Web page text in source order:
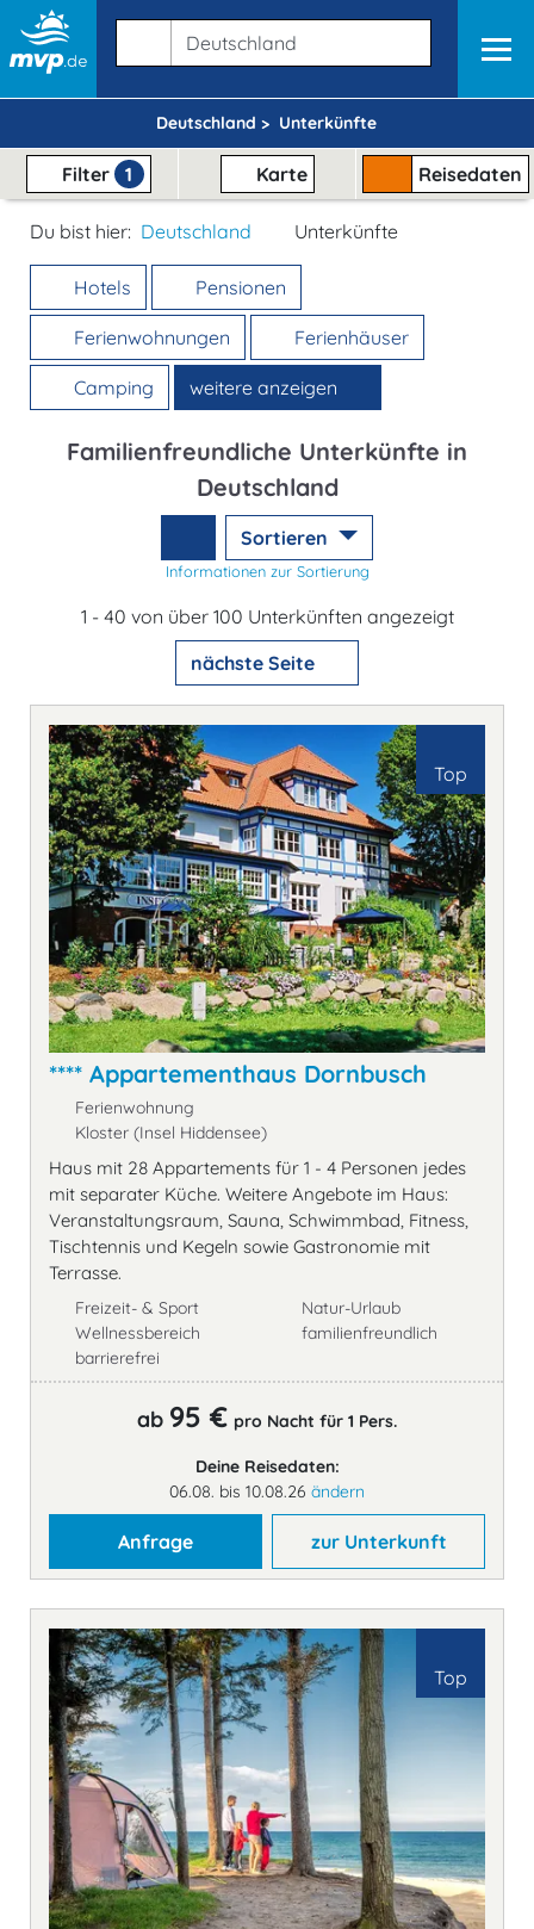
Deutschland > Unterkünfte
Filter 1 Karte Reisedaten
Du bist hier: Deutschland Unterkünfte
Hotels Pensionen
Ferienwohnungen Ferienhäuser
Camping weitere anzeigen
Familienfreundliche Unterkünfte in
Deutschland
Sortieren
Informationen zur Sortierung
1 - 40 von über 100 Unterkünften angezeigt
nächste Seite
Top
**** Appartementhaus Dornbusch
Ferienwohnung
Kloster (Insel Hiddensee)
Haus mit 28 Appartements für 1 - 4 Personen jedes
mit separater Küche. Weitere Angebote im Haus:
Veranstaltungsraum, Sauna, Schwimmbad, Fitness,
Tischtennis und Kegeln sowie Gastronomie mit
Terrasse.
Freizeit- & Sport
Wellnessbereich
barrierefrei
Natur-Urlaub
familienfreundlich
ab 95 € pro Nacht für 1 Pers.
Deine Reisedaten:
06.08. bis 10.08.26 ändern
Anfrage zur Unterkunft
Top